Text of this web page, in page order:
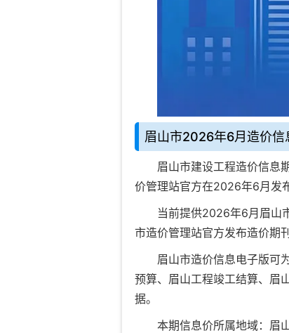
眉山市2026年6月造价信
眉山市建设工程造价信息
价管理站官方在2026年6月发
当前提供2026年6月眉山
市造价管理站官方发布造价期
眉山市造价信息电子版可
预算、 眉山工程竣工结算、 眉
据。
本期信息价所属地域：眉